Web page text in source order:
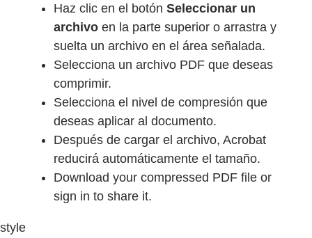
Haz clic en el botónSeleccionar un
archivo en la parte superior o arrastra y
suelta un archivo en el área señalada.
Selecciona un archivo PDF que deseas
comprimir.
Selecciona el nivel de compresión que
deseas aplicar al documento.
Después de cargar el archivo, Acrobat
reducirá automáticamente el tamaño.
Download your compressed PDF file or
sign in to share it.
style